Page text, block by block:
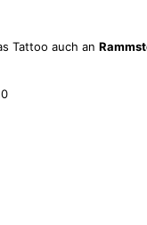
Tattoo auch an